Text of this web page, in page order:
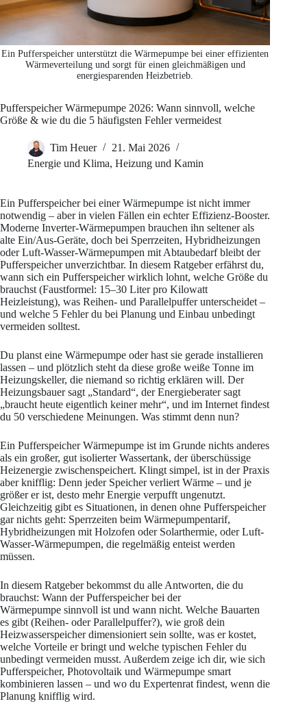
Ein Pufferspeicher unterstützt die Wärmepumpe bei einer effizienten
Wärmeverteilung und sorgt für einen gleichmäßigen und
energiesparenden Heizbetrieb.
Pufferspeicher Wärmepumpe 2026: Wann sinnvoll, welche
Größe & wie du die 5 häufigsten Fehler vermeidest
Tim Heuer
21. Mai 2026
Energie und Klima, Heizung und Kamin
Ein Pufferspeicher bei einer Wärmepumpe ist nicht immer
notwendig – aber in vielen Fällen ein echter Effizienz-Booster.
Moderne Inverter-Wärmepumpen brauchen ihn seltener als
alte Ein/Aus-Geräte, doch bei Sperrzeiten, Hybridheizungen
oder Luft-Wasser-Wärmepumpen mit Abtaubedarf bleibt der
Pufferspeicher unverzichtbar. In diesem Ratgeber erfährst du,
wann sich ein Pufferspeicher wirklich lohnt, welche Größe du
brauchst (Faustformel: 15–30 Liter pro Kilowatt
Heizleistung), was Reihen- und Parallelpuffer unterscheidet –
und welche 5 Fehler du bei Planung und Einbau unbedingt
vermeiden solltest.
Du planst eine Wärmepumpe oder hast sie gerade installieren
lassen – und plötzlich steht da diese große weiße Tonne im
Heizungskeller, die niemand so richtig erklären will. Der
Heizungsbauer sagt „Standard“, der Energieberater sagt
„braucht heute eigentlich keiner mehr“, und im Internet findest
du 50 verschiedene Meinungen. Was stimmt denn nun?
Ein Pufferspeicher Wärmepumpe ist im Grunde nichts anderes
als ein großer, gut isolierter Wassertank, der überschüssige
Heizenergie zwischenspeichert. Klingt simpel, ist in der Praxis
aber knifflig: Denn jeder Speicher verliert Wärme – und je
größer er ist, desto mehr Energie verpufft ungenutzt.
Gleichzeitig gibt es Situationen, in denen ohne Pufferspeicher
gar nichts geht: Sperrzeiten beim Wärmepumpentarif,
Hybridheizungen mit Holzofen oder Solarthermie, oder Luft-
Wasser-Wärmepumpen, die regelmäßig enteist werden
müssen.
In diesem Ratgeber bekommst du alle Antworten, die du
brauchst: Wann der Pufferspeicher bei der
Wärmepumpe sinnvoll ist und wann nicht. Welche Bauarten
es gibt (Reihen- oder Parallelpuffer?), wie groß dein
Heizwasserspeicher dimensioniert sein sollte, was er kostet,
welche Vorteile er bringt und welche typischen Fehler du
unbedingt vermeiden musst. Außerdem zeige ich dir, wie sich
Pufferspeicher, Photovoltaik und Wärmepumpe smart
kombinieren lassen – und wo du Expertenrat findest, wenn die
Planung knifflig wird.